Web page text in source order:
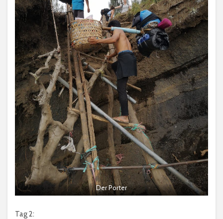
Der Porter
Tag 2: